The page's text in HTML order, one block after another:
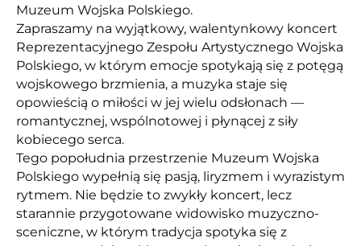
Muzeum Wojska Polskiego.
Zapraszamy na wyjątkowy, walentynkowy koncert
Reprezentacyjnego Zespołu Artystycznego Wojska
Polskiego, w którym emocje spotykają się z potęgą
wojskowego brzmienia, a muzyka staje się
opowieścią o miłości w jej wielu odsłonach —
romantycznej, wspólnotowej i płynącej z siły
kobiecego serca.
Tego popołudnia przestrzenie Muzeum Wojska
Polskiego wypełnią się pasją, liryzmem i wyrazistym
rytmem. Nie będzie to zwykły koncert, lecz
starannie przygotowane widowisko muzyczno-
sceniczne, w którym tradycja spotyka się z